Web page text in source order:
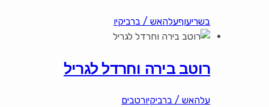
בשריעוףעלהאש / ברביקיו
רוטב בירה וחרדל לגריל
עלהאש / ברביקיורטבים